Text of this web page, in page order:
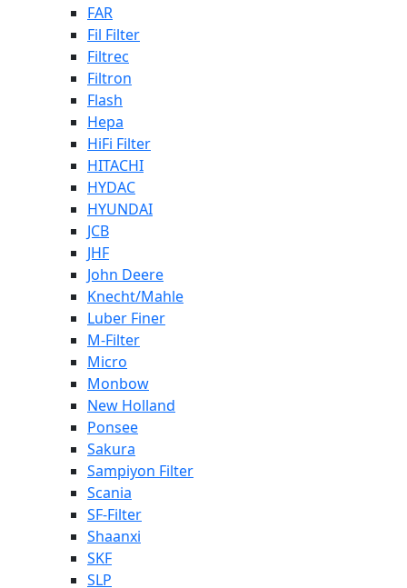
FAR
Fil Filter
Filtrec
Filtron
Flash
Hepa
HiFi Filter
HITACHI
HYDAC
HYUNDAI
JCB
JHF
John Deere
Knecht/Mahle
Luber Finer
M-Filter
Micro
Monbow
New Holland
Ponsee
Sakura
Sampiyon Filter
Scania
SF-Filter
Shaanxi
SKF
SLP